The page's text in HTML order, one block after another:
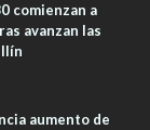
comienzan a
avanzan las
aumento de